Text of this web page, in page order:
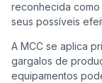
reconhecida
seus possíveis
A MCC se aplica
gargalos de
equipamentos